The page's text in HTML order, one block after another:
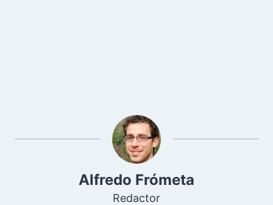
Alfredo Frómeta
Redactor